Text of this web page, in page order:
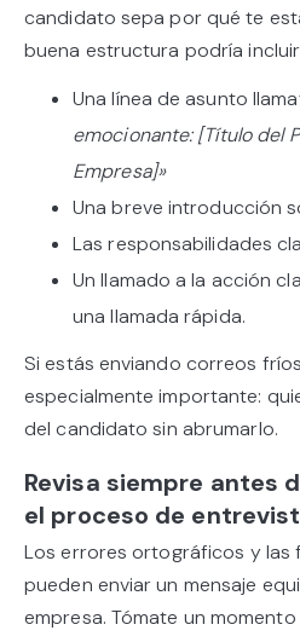
candidato sepa por qué te
buena estructura podría
Una línea de asunto
emocionante: [Título del
Empresa]»
Una breve introducción
Las responsabilidades
Un llamado a la acción
una llamada rápida.
Si estás enviando correos
especialmente importante:
del candidato sin abrumarlo.
Revisa siempre antes
el proceso de
Los errores ortográficos y las
pueden enviar un mensaje
empresa. Tómate un